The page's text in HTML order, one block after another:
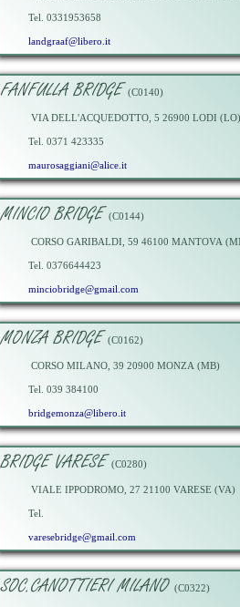
Tel. 0331953658
landgraaf@libero.it
FANFULLA BRIDGE (C0140)
VIA DELL'ACQUEDOTTO, 5 26900 LODI (LO)
Tel. 0371 423335
maurosaggiani@alice.it
MINCIO BRIDGE (C0144)
CORSO GARIBALDI, 59 46100 MANTOVA
Tel. 0376644423
minciobridge@gmail.com
MONZA BRIDGE (C0162)
CORSO MILANO, 39 20900 MONZA (MB)
Tel. 039 384100
bridgemonza@libero.it
BRIDGE VARESE (C0280)
VIALE IPPODROMO, 27 21100 VARESE (VA)
Tel.
varesebridge@gmail.com
SOC.CANOTTIERI MILANO (C0322)